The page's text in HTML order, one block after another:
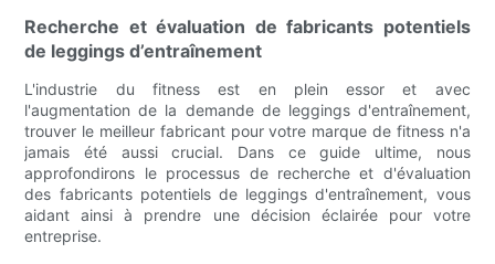
Recherche et évaluation de fabricants potentiels
de leggings d’entraînement
L'industrie du fitness est en plein essor et avec
l'augmentation de la demande de leggings d'entraînement,
trouver le meilleur fabricant pour votre marque de fitness n'a
jamais été aussi crucial. Dans ce guide ultime, nous
approfondirons le processus de recherche et d'évaluation
des fabricants potentiels de leggings d'entraînement, vous
aidant ainsi à prendre une décision éclairée pour votre
entreprise.